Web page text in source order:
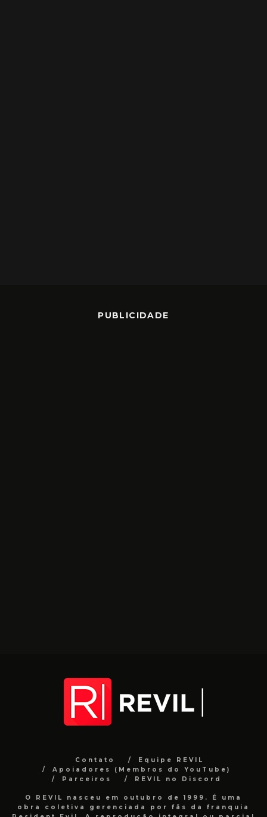
PUBLICIDADE
Contato
Equipe REVIL
Apoiadores (Membros do YouTube)
Parceiros
REVIL no Discord
O REVIL nasceu em outubro de 1999. É uma
obra coletiva gerenciada por fãs da franquia